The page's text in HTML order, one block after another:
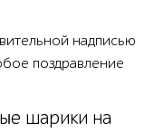
надписью
поздравление
шарики на